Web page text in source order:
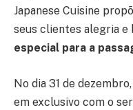
Japanese Cuisine
seus clientes alegria e
especial para a
No dia 31 de
em exclusivo com o